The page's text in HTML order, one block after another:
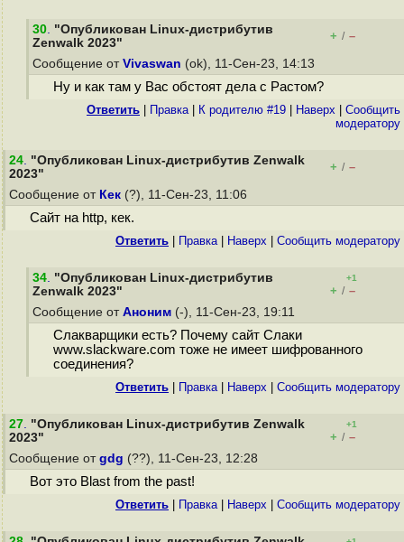
30. "Опубликован Linux-дистрибутив
Zenwalk 2023"
+ / –
Сообщение от Vivaswan (ok), 11-Сен-23, 14:13
Ну и как там у Вас обстоят дела с Растом?
Ответить Правка| К родителю #19 Наверх
Cообщить
модератору
24. "Опубликован Linux-дистрибутив Zenwalk
2023"
+ / –
Сообщение от Кек (?), 11-Сен-23, 11:06
Сайт на http, кек.
Ответить Правка| Наверх Cообщить модератору
34. "Опубликован Linux-дистрибутив
Zenwalk 2023"
+1
+ / –
Сообщение от Аноним (-), 11-Сен-23, 19:11
Слакварщики есть? Почему сайт Слаки
www.slackware.com тоже не имеет шифрованного
соединения?
Ответить Правка| Наверх Cообщить модератору
27. "Опубликован Linux-дистрибутив Zenwalk
2023"
+1
+ / –
Сообщение от gdg (??), 11-Сен-23, 12:28
Вот это Blast from the past!
Ответить Правка| Наверх Cообщить модератору